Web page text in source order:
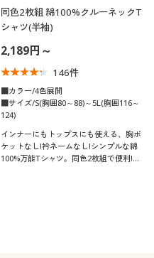
同色2枚組 綿100%クルーネックT
シャツ(半袖)
2,189円～
146件
■カラー/4色展開
■サイズ/S(胸囲80～88)～5L(胸囲116～
124)
インナーにもトップスにも使える、胸ポ
ケットなし!衿ネームなし!シンプルな綿
100%万能Tシャツ。同色2枚組で便利!毎